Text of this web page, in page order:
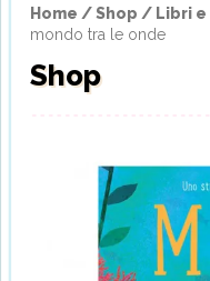
Home /Shop / Libri
mondo tra le onde
Shop